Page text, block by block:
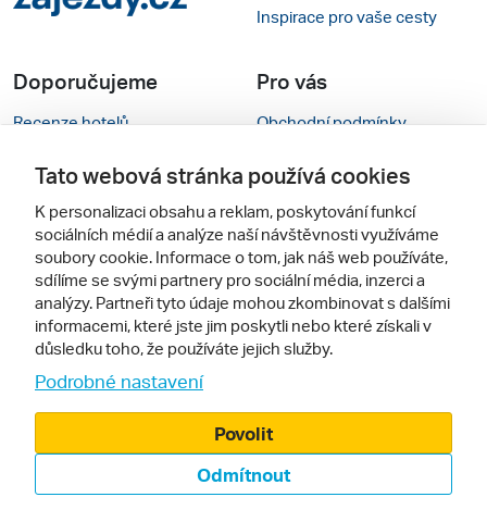
Inspirace pro vaše cesty
Doporučujeme
Recenze hotelů
Rady na cestu
Cestovní kanceláře
Zájazdy.sk
Pro vás
Obchodní podmínky
Kontakty
Nastavení cookies
Mobilní verze webu
Sledujte nás
© 2000 - 2026, Zájezdy.cz
Tato webová stránka používá cookies
K personalizaci obsahu a reklam, poskytování funkcí
sociálních médií a analýze naší návštěvnosti využíváme
soubory cookie. Informace o tom, jak náš web používáte,
sdílíme se svými partnery pro sociální média, inzerci a
analýzy. Partneři tyto údaje mohou zkombinovat s dalšími
informacemi, které jste jim poskytli nebo které získali v
důsledku toho, že používáte jejich služby.
Podrobné nastavení
Odmítnout
Povolit